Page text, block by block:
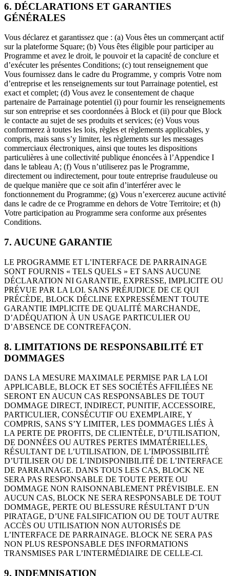
6. DÉCLARATIONS ET GARANTIES
GÉNÉRALES
Vous déclarez et garantissez que : (a) Vous êtes un commerçant actif
sur la plateforme Square; (b) Vous êtes éligible pour participer au
Programme et avez le droit, le pouvoir et la capacité de conclure et
d’exécuter les présentes Conditions; (c) tout renseignement que
Vous fournissez dans le cadre du Programme, y compris Votre nom
d’entreprise et les renseignements sur tout Parrainage potentiel, est
exact et complet; (d) Vous avez le consentement de chaque
partenaire de Parrainage potentiel (i) pour fournir les renseignements
sur son entreprise et ses coordonnées à Block et (ii) pour que Block
le contacte au sujet de ses produits et services; (e) Vous vous
conformerez à toutes les lois, règles et règlements applicables, y
compris, mais sans s’y limiter, les règlements sur les messages
commerciaux électroniques, ainsi que toutes les dispositions
particulières à une collectivité publique énoncées à l’Appendice I
dans le tableau A; (f) Vous n’utiliserez pas le Programme,
directement ou indirectement, pour toute entreprise frauduleuse ou
de quelque manière que ce soit afin d’interférer avec le
fonctionnement du Programme; (g) Vous n’exercerez aucune activité
dans le cadre de ce Programme en dehors de Votre Territoire; et (h)
Votre participation au Programme sera conforme aux présentes
Conditions.
7. AUCUNE GARANTIE
LE PROGRAMME ET L’INTERFACE DE PARRAINAGE
SONT FOURNIS « TELS QUELS » ET SANS AUCUNE
DÉCLARATION NI GARANTIE, EXPRESSE, IMPLICITE OU
PRÉVUE PAR LA LOI. SANS PRÉJUDICE DE CE QUI
PRÉCÈDE, BLOCK DÉCLINE EXPRESSÉMENT TOUTE
GARANTIE IMPLICITE DE QUALITÉ MARCHANDE,
D’ADÉQUATION À UN USAGE PARTICULIER OU
D’ABSENCE DE CONTREFAÇON.
8. LIMITATIONS DE RESPONSABILITÉ ET
DOMMAGES
DANS LA MESURE MAXIMALE PERMISE PAR LA LOI
APPLICABLE, BLOCK ET SES SOCIÉTÉS AFFILIÉES NE
SERONT EN AUCUN CAS RESPONSABLES DE TOUT
DOMMAGE DIRECT, INDIRECT, PUNITIF, ACCESSOIRE,
PARTICULIER, CONSÉCUTIF OU EXEMPLAIRE, Y
COMPRIS, SANS S’Y LIMITER, LES DOMMAGES LIÉS À
LA PERTE DE PROFITS, DE CLIENTÈLE, D’UTILISATION,
DE DONNÉES OU AUTRES PERTES IMMATÉRIELLES,
RÉSULTANT DE L’UTILISATION, DE L’IMPOSSIBILITÉ
D’UTILISER OU DE L’INDISPONIBILITÉ DE L’INTERFACE
DE PARRAINAGE. DANS TOUS LES CAS, BLOCK NE
SERA PAS RESPONSABLE DE TOUTE PERTE OU
DOMMAGE NON RAISONNABLEMENT PRÉVISIBLE. EN
AUCUN CAS, BLOCK NE SERA RESPONSABLE DE TOUT
DOMMAGE, PERTE OU BLESSURE RÉSULTANT D’UN
PIRATAGE, D’UNE FALSIFICATION OU DE TOUT AUTRE
ACCÈS OU UTILISATION NON AUTORISÉS DE
L’INTERFACE DE PARRAINAGE. BLOCK NE SERA PAS
NON PLUS RESPONSABLE DES INFORMATIONS
TRANSMISES PAR L’INTERMÉDIAIRE DE CELLE-CI.
9. INDEMNISATION